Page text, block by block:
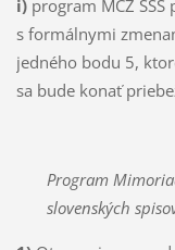
i)program MČZ SSS
s formálnymi
jedného bodu 5,
sa bude konať
Program
slovenských